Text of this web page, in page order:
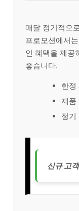
매달 정기적으
프로모션에서
인 혜택을 제공
좋습니다.
한정
제품
정기
신규 고